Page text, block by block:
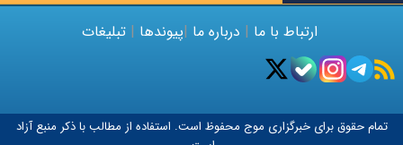
ارتباط با ما | درباره ما |پیوندها | تبلیغات
تمام حقوق برای خبرگزاری موج محفوظ است. استفاده از مطالب با ذکر منبع آزاد